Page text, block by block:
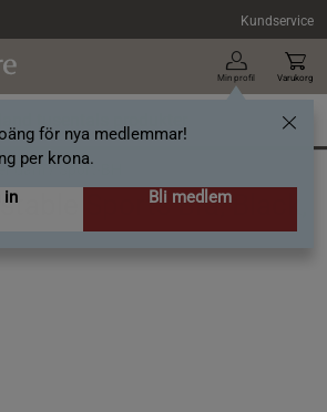
Kundservice
Min profil
för nya medlemmar!
per krona.
in
Bli medlem
Varukorg
dam /Sport-BH
Sports Bra, Black,